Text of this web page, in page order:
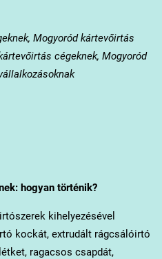
Mogyoród kártevőirtás
cégeknek, Mogyoród
hogyan történik?
kihelyezésével
kockát, extrudált rágcsálóirtó
ragacsos csapdát,